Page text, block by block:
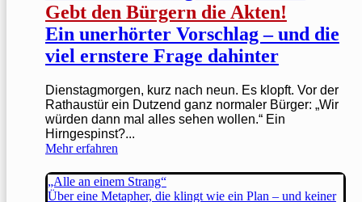
Gebt den Bürgern die Akten!
Ein unerhörter Vorschlag – und die
viel ernstere Frage dahinter
Dienstagmorgen, kurz nach neun. Es klopft. Vor der
Rathaustür ein Dutzend ganz normaler Bürger: „Wir
würden dann mal alles sehen wollen.“ Ein
Hirngespinst?...
Mehr erfahren
„Alle an einem Strang“
Über eine Metapher, die klingt wie ein Plan – und keiner